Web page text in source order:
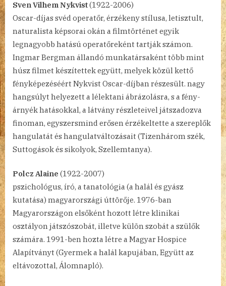
Sven Vilhem Nykvist(1922-2006)
Oscar-díjas svéd operatőr, érzékeny stílusa, letisztult,
naturalista képsorai okán a filmtörténet egyik
legnagyobb hatású operatőreként tartják számon.
Ingmar Bergman állandó munkatársaként több mint
húsz filmet készítettek együtt, melyek közül kettő
fényképezéséért Nykvist Oscar-díjban részesült. nagy
hangsúlyt helyezett a lélektani ábrázolásra, s a fény-
árnyék hatásokkal, a látvány részleteivel játszadozva
finoman, egyszersmind erősen érzékeltette a szereplők
hangulatát és hangulatváltozásait (Tizenhárom szék,
Suttogások és sikolyok, Szellemtanya).
Polcz Alaine (1922-2007)
pszichológus, író, a tanatológia (a halál és gyász
kutatása) magyarországi úttörője. 1976-ban
Magyarországon elsőként hozott létre klinikai
osztályon játszószobát, illetve külön szobát a szülők
számára. 1991-ben hozta létre a Magyar Hospice
Alapítványt (Gyermek a halál kapujában, Együtt az
eltávozottal, Álomnapló).